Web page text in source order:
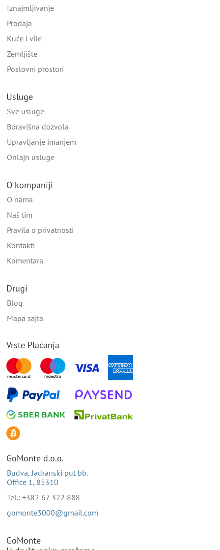
Iznajmljivanje
Prodaja
Kuće i vile
Zemljište
Poslovni prostori
Usluge
Sve usluge
Boravišna dozvola
Upravljanje imanjem
Onlajn usluge
O kompaniji
O nama
Naš tim
Pravila o privatnosti
Kontakti
Komentara
Drugi
Blog
Mapa sajta
Vrste Plaćanja
GoMonte d.o.o.
Budva, Jadranski put bb.
Office 1, 85310
Tel.: +382 67 322 888
gomonte3000@gmail.com
GoMonte